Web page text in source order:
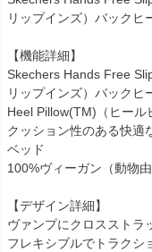
リップインズ）バックヒ
【機能詳細】
Skechers Hands Free
リップインズ）バックヒ
Heel Pillow(TM)（ヒール
クッション性のある快適
ベッド
100%ヴィーガン（動物
【デザイン詳細】
ヴァンプにクロスストラ
フレキシブルでトラクシ